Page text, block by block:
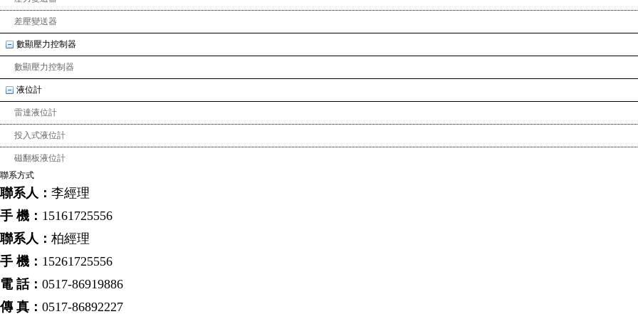
差壓變送器
數顯壓力控制器
數顯壓力控制器
液位計
雷達液位計
投入式液位計
磁翻板液位計
聯系方式
聯系人： 李經理
手 機： 15161725556
聯系人： 柏經理
手 機： 15261725556
電 話： 0517-86919886
傳 真： 0517-86892227